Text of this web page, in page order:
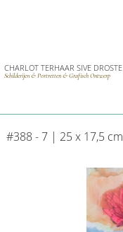
CHARLOT TERHAAR SIVE DROSTE
Schilderijen & Portretten & Grafisch Ontwerp
#388 - 7 | 25 x 17,5 cm